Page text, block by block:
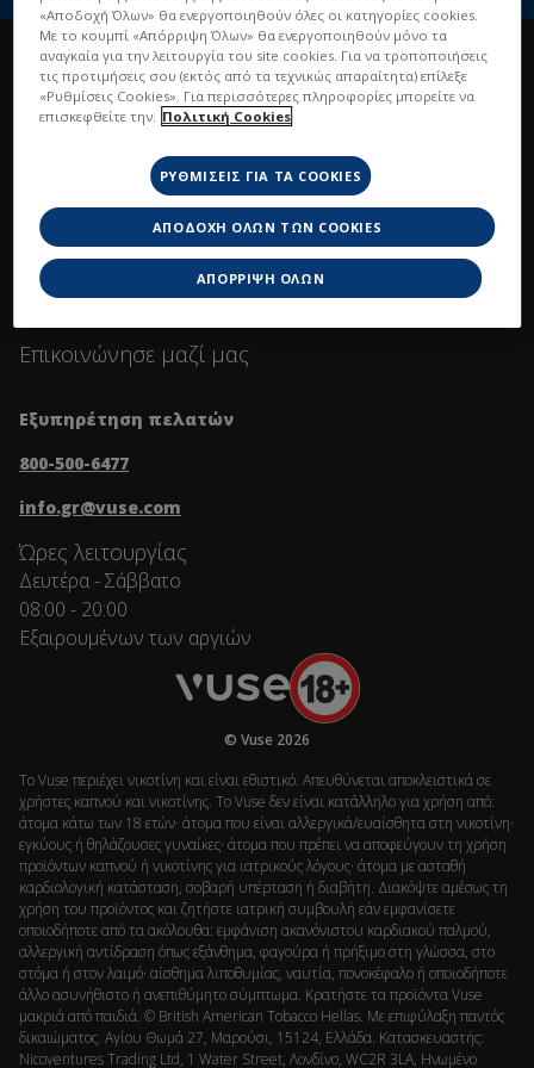
Αρχική Vuse GO 5000
Πολιτικές
Περισσότερα
Επικοινώνησε μαζί μας
Εξυπηρέτηση πελατών
800-500-6477
info.gr@vuse.com
Ώρες λειτουργίας
Δευτέρα - Σάββατο
08:00 - 20:00
Εξαιρουμένων των αργιών
© Vuse 2026
Το Vuse περιέχει νικοτίνη και είναι εθιστικό. Απευθύνεται αποκλειστικά σε
χρήστες καπνού και νικοτίνης. Το Vuse δεν είναι κατάλληλο για χρήση από:
άτομα κάτω των 18 ετών· άτομα που είναι αλλεργικά/ευαίσθητα στη νικοτίνη·
εγκύους ή θηλάζουσες γυναίκες· άτομα που πρέπει να αποφεύγουν τη χρήση
προϊόντων καπνού ή νικοτίνης για ιατρικούς λόγους· άτομα με ασταθή
καρδιολογική κατάσταση, σοβαρή υπέρταση ή διαβήτη. Διακόψτε αμέσως τη
χρήση του προϊόντος και ζητήστε ιατρική συμβουλή εάν εμφανίσετε
οποιοδήποτε από τα ακόλουθα: εμφάνιση ακανόνιστου καρδιακού παλμού,
αλλεργική αντίδραση όπως εξάνθημα, φαγούρα ή πρήξιμο στη γλώσσα, στο
στόμα ή στον λαιμό· αίσθημα λιποθυμίας, ναυτία, πονοκέφαλο ή οποιοδήποτε
άλλο ασυνήθιστο ή ανεπιθύμητο σύμπτωμα. Κρατήστε τα προϊόντα Vuse
μακριά από παιδιά. © British American Tobacco Hellas. Με επιφύλαξη παντός
δικαιώματος. Αγίου Θωμά 27, Μαρούσι, 15124, Ελλάδα. Κατασκευαστής:
Nicoventures Trading Ltd, 1 Water Street, Λονδίνο, WC2R 3LA, Ηνωμένο
«Αποδοχή Όλων» θα ενεργοποιηθούν όλες οι κατηγορίες cookies.
Με το κουμπί «Απόρριψη Όλων» θα ενεργοποιηθούν μόνο τα
αναγκαία για την λειτουργία του site cookies. Για να τροποποιήσεις
τις προτιμήσεις σου (εκτός από τα τεχνικώς απαραίτητα) επίλεξε
«Ρυθμίσεις Cookies». Για περισσότερες πληροφορίες μπορείτε να
επισκεφθείτε την. Πολιτική Cookies
ΡΥΘΜΊΣΕΙΣ ΓΙΑ ΤΑ COOKIES
ΑΠΌΡΡΙΨΗ ΌΛΩΝ
ΑΠΟΔΟΧΉ ΌΛΩΝ ΤΩΝ COOKIES